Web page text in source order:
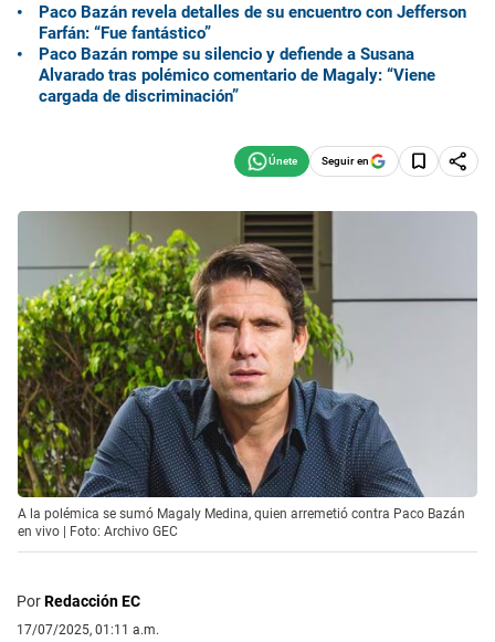
Paco Bazán revela detalles de su encuentro con Jefferson
Farfán: “Fue fantástico”
Paco Bazán rompe su silencio y defiende a Susana
Alvarado tras polémico comentario de Magaly: “Viene
cargada de discriminación”
Seguir en
A la polémica se sumó Magaly Medina, quien arremetió contra Paco Bazán
en vivo | Foto: Archivo GEC
PorRedacción EC
17/07/2025, 01:11 a.m.